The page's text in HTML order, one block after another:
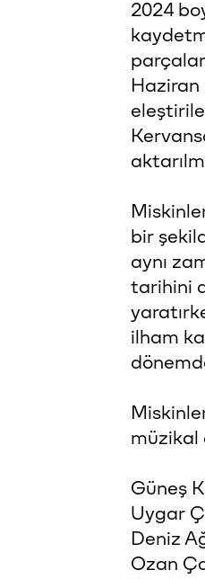
2024
Haziran
bir
aynı
tarihini
ilham
müzikal
Güneş
Uygar
Deniz
Ozan